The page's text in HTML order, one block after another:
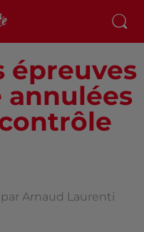
épreuves
annulées
par Arnaud Laurenti